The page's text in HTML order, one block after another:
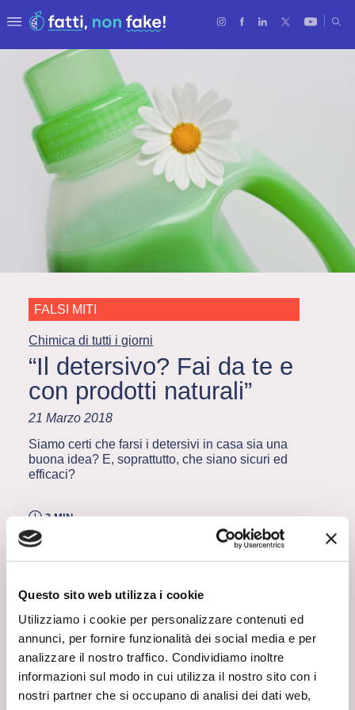
Questo sito web utilizza i cookie
Utilizziamo i cookie per personalizzare contenuti ed
annunci, per fornire funzionalità dei social media e per
analizzare il nostro traffico. Condividiamo inoltre
informazioni sul modo in cui utilizza il nostro sito con i
nostri partner che si occupano di analisi dei dati web,
FALSI MITI
Chimica di tutti i giorni
“Il detersivo? Fai da te e
con prodotti naturali”
21 Marzo 2018
Siamo certi che farsi i detersivi in casa sia una
buona idea? E, soprattutto, che siano sicuri ed
efficaci?
3 MIN
Prendiamo ad esempio l’aceto, che per la
come ammorbidente per il bucato, in quanto
capace di contrastare la durezza dell’acqua.
E’ davvero così? In realtà no, perchè la ruvidità
dei capi è data sostanzialmente dal
danneggiamento per usura delle fibre.
Per rimediare a questo problema è dunque
tessuti, che, agendo come un impacco